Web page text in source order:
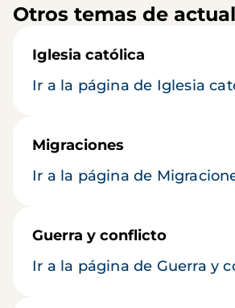
Otros temas de
Iglesia católica
Ir a la página de Iglesia
Migraciones
Ir a la página de
Guerra y conflicto
Ir a la página de Guerra y